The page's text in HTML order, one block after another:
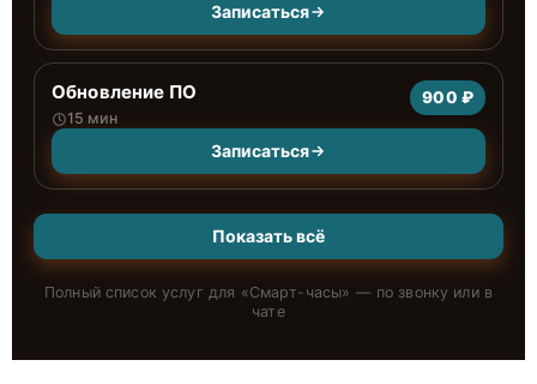
Записаться
Обновление ПО
15 мин
900 ₽
Записаться
Показать всё
Полный список услуг для «Смарт-часы» — по звонку или в
чате